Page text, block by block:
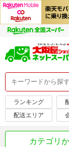
ランキング
配送エリア
カテゴリ